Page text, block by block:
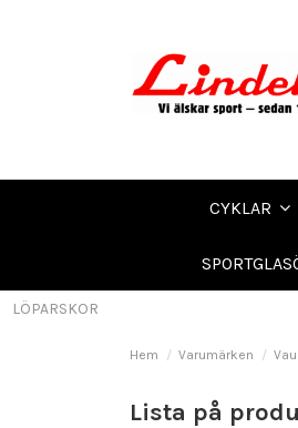
CYKLAR
LÖPARSKOR
Hem Varumärken
Lista på